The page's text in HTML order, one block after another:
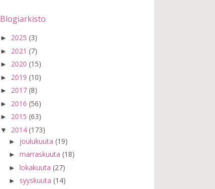
Blogiarkisto
► 2025 (3)
► 2021 (7)
► 2020 (15)
► 2019 (10)
► 2017 (8)
► 2016 (56)
► 2015 (63)
▼ 2014 (173)
► joulukuuta (19)
► marraskuuta (18)
► lokakuuta (27)
► syyskuuta (14)